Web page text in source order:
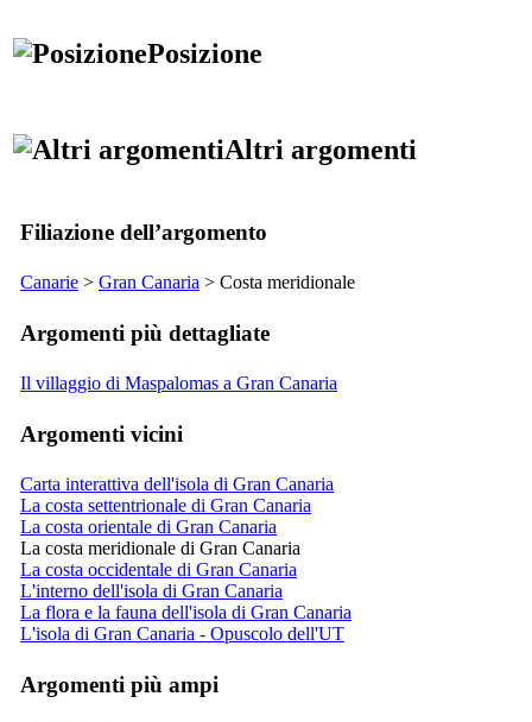
Posizione
Altri argomenti
Filiazione dell’argomento
Canarie > Gran Canaria > Costa meridionale
Argomenti più dettagliate
Il villaggio di Maspalomas a Gran Canaria
Argomenti vicini
Carta interattiva dell'isola di Gran Canaria
La costa settentrionale di Gran Canaria
La costa orientale di Gran Canaria
La costa meridionale di Gran Canaria
La costa occidentale di Gran Canaria
L'interno dell'isola di Gran Canaria
La flora e la fauna dell'isola di Gran Canaria
L'isola di Gran Canaria - Opuscolo dell'UT
Argomenti più ampi